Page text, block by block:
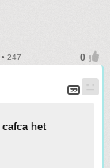
247
het